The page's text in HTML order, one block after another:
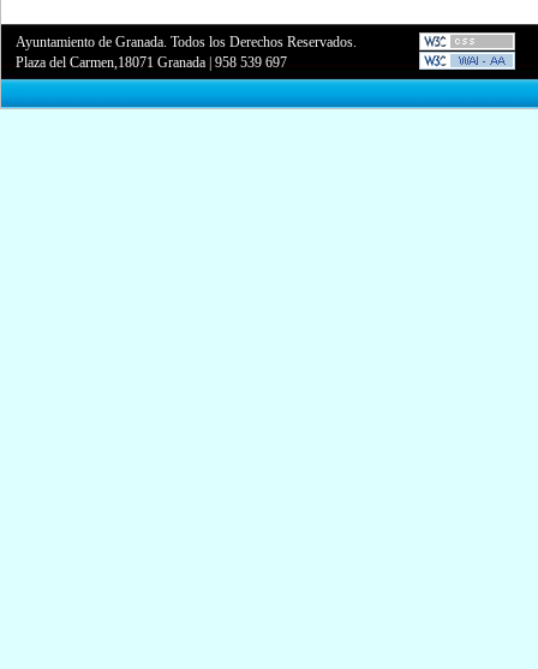
Ayuntamiento de Granada. Todos los Derechos Reservados.
Plaza del Carmen,18071 Granada |958 539 697